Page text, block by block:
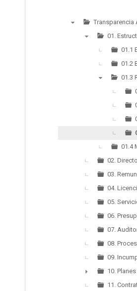
Transparencia
01.
01.1
01.2
01.3
01.4
02.
03.
04.
05.
06.
07.
08.
09.
►
10.
11.